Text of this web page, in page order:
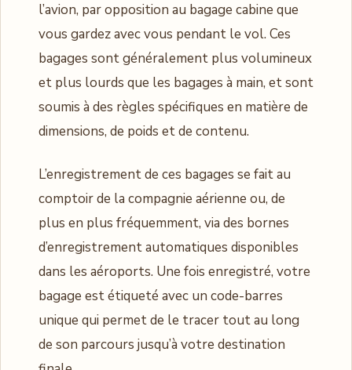
l’avion, par opposition au bagage cabine que
vous gardez avec vous pendant le vol. Ces
bagages sont généralement plus volumineux
et plus lourds que les bagages à main, et sont
soumis à des règles spécifiques en matière de
dimensions, de poids et de contenu.
L’enregistrement de ces bagages se fait au
comptoir de la compagnie aérienne ou, de
plus en plus fréquemment, via des bornes
d’enregistrement automatiques disponibles
dans les aéroports. Une fois enregistré, votre
bagage est étiqueté avec un code-barres
unique qui permet de le tracer tout au long
de son parcours jusqu’à votre destination